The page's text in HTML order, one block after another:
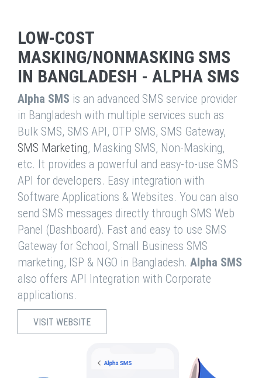
LOW-COST
MASKING/NONMASKING SMS
IN BANGLADESH - ALPHA SMS
Alpha SMS is an advanced SMS service provider
in Bangladesh with multiple services such as
Bulk SMS, SMS API, OTP SMS, SMS Gateway,
SMS Marketing, Masking SMS, Non-Masking,
etc. It provides a powerful and easy-to-use SMS
API for developers. Easy integration with
Software Applications & Websites. You can also
send SMS messages directly through SMS Web
Panel (Dashboard). Fast and easy to use SMS
Gateway for School, Small Business SMS
marketing, ISP & NGO in Bangladesh. Alpha SMS
also offers API Integration with Corporate
applications.
VISIT WEBSITE